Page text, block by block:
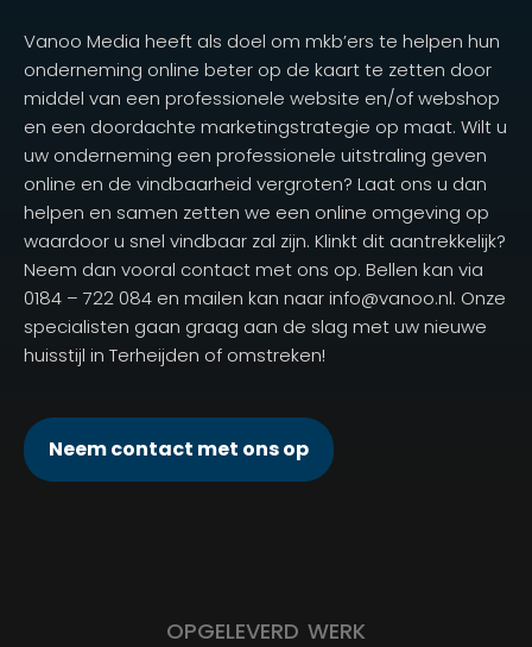
Vanoo Media heeft als doel om mkb’ers te helpen hun
onderneming online beter op de kaart te zetten door
middel van een professionele website en/of webshop
en een doordachte marketingstrategie op maat. Wilt u
uw onderneming een professionele uitstraling geven
online en de vindbaarheid vergroten? Laat ons u dan
helpen en samen zetten we een online omgeving op
waardoor u snel vindbaar zal zijn. Klinkt dit aantrekkelijk?
Neem dan vooral contact met ons op. Bellen kan via
0184 – 722 084 en mailen kan naar info@vanoo.nl. Onze
specialisten gaan graag aan de slag met uw nieuwe
huisstijl in Terheijden of omstreken!
Neem contact met ons op
OPGELEVERD WERK